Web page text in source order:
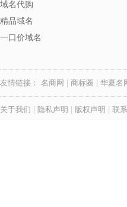
域名代购
精品域名
一口价域名
友情链接： 名商网 商标圈 华夏名
关于我们 隐私声明 版权声明 联